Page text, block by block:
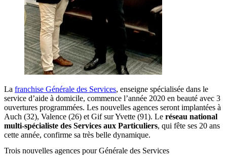
La franchise Générale des Services, enseigne spécialisée dans le
service d’aide à domicile, commence l’année 2020 en beauté avec 3
ouvertures programmées. Les nouvelles agences seront implantées à
Auch (32), Valence (26) et Gif sur Yvette (91). Le réseau national
multi-spécialiste des Services aux Particuliers, qui fête ses 20 ans
cette année, confirme sa très belle dynamique.
Trois nouvelles agences pour Générale des Services